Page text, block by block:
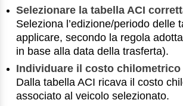
Selezionare la tabella ACI
Seleziona l’edizione/periodo delle
applicare, secondo la regola
in base alla data della trasferta).
Individuare il costo chilometrico
Dalla tabella ACI ricava il costo
associato al veicolo selezionato.